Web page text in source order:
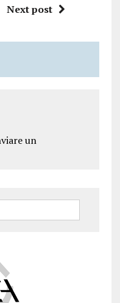
Next post
un